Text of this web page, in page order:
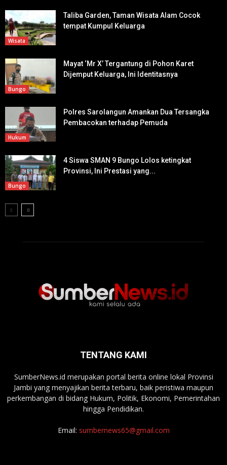
Wisata
Taliba Garden, Taman Wisata Alam Cocok
tempat Kumpul Keluarga
Bungo
Mayat ‘Mr X’ Tergantung di Pohon Karet
Dijemput Keluarga, Ini Identitasnya
Hukum
Polres Sarolangun Amankan Dua Tersangka
Pembacokan terhadap Pemuda
Bungo
4 Siswa SMAN 9 Bungo Lolos ketingkat
Provinsi, Ini Prestasi yang...
TENTANG KAMI
SumberNews.id merupakan portal berita online lokal Provinsi
Jambi yang menyajikan berita terbaru, baik peristiwa maupun
perkembangan di bidang Hukum, Politik, Ekonomi, Pemerintahan
hingga Pendidikan.
Email: sumbernews65@gmail.com